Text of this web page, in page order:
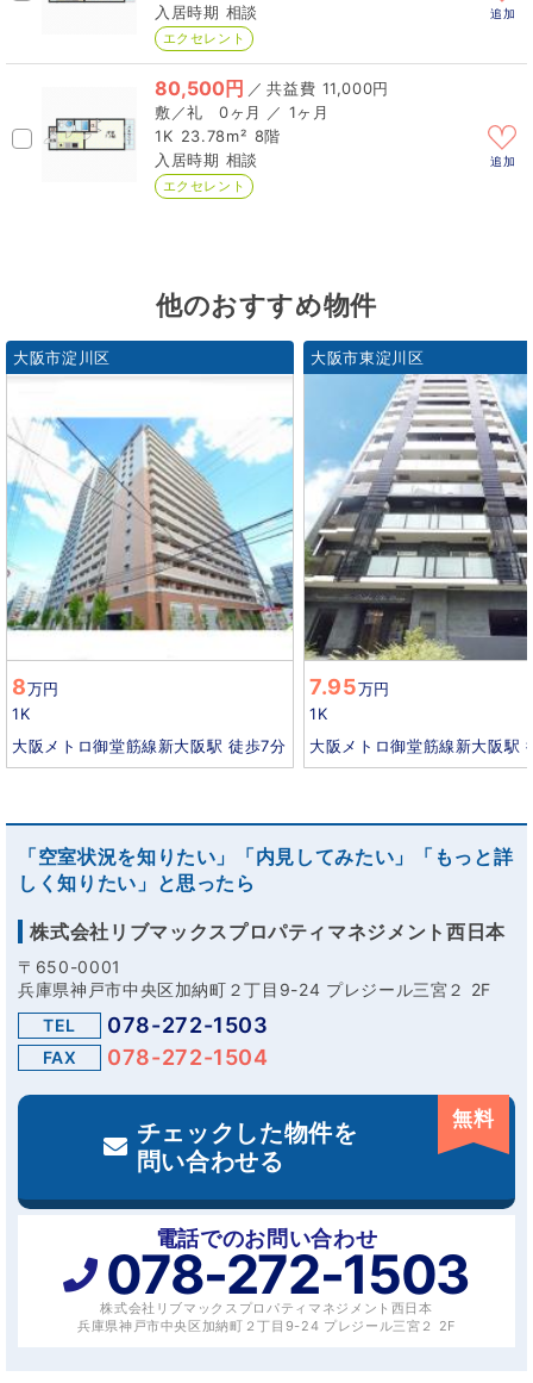
相談
エクセレント
追加
80,500円 ／
11,000円
0ヶ月 ／ 1ヶ月
1K 23.78m² 8階
相談
エクセレント
追加
他のおすすめ物件
大阪市淀川区
8万円
1K
大阪メトロ御堂筋線新大阪駅 徒歩7分
大阪市東淀川区
7.95万円
1K
大阪メトロ御堂筋線新大阪駅
「空室状況を知りたい」「内見してみたい」「もっと詳
しく知りたい」と思ったら
株式会社リブマックスプロパティマネジメント西日本
〒650-0001
兵庫県神戸市中央区加納町２丁目9-24 プレジール三宮２ 2F
TEL
078-272-1503
FAX 078-272-1504
チェックした物件を
問い合わせる
無料
電話でのお問い合わせ
078-272-1503
株式会社リブマックスプロパティマネジメント西日本
兵庫県神戸市中央区加納町２丁目9-24 プレジール三宮２ 2F